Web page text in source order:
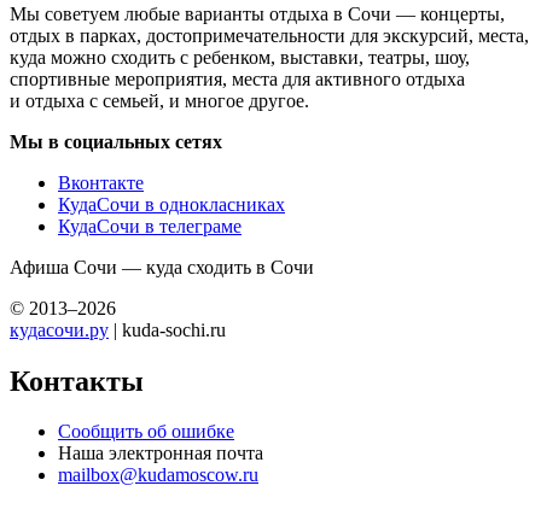
Мы советуем любые варианты отдыха в Сочи — концерты,
отдых в парках, достопримечательности для экскурсий, места,
куда можно сходить с ребенком, выставки, театры, шоу,
спортивные мероприятия, места для активного отдыха
и отдыха с семьей, и многое другое.
Мы в социальных сетях
Вконтакте
КудаСочи в однокласниках
КудаСочи в телеграме
Афиша Сочи — куда сходить в Сочи
© 2013–2026
кудасочи.ру | kuda-sochi.ru
Контакты
Сообщить об ошибке
Наша электронная почта
mailbox@kudamoscow.ru